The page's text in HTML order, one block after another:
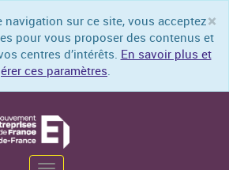
×
navigation sur ce site, vous acceptez
pour vous proposer des contenus et
centres d’intérêts. En savoir plus et
ces paramètres.